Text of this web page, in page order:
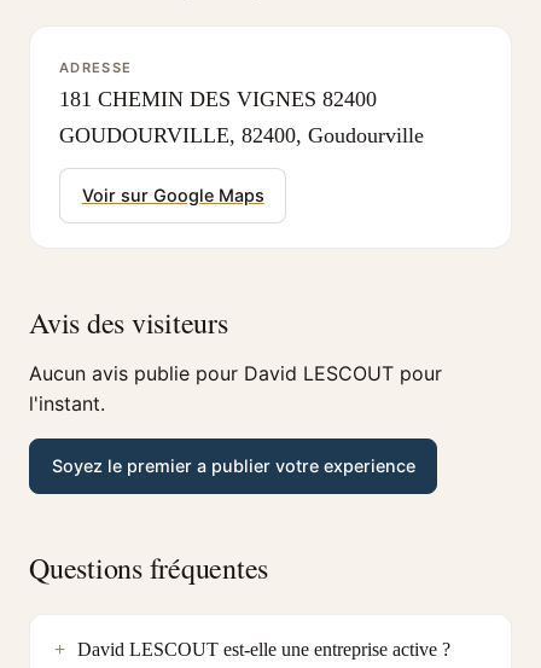
ADRESSE
181 CHEMIN DES VIGNES 82400
GOUDOURVILLE, 82400, Goudourville
Voir sur Google Maps
Avis des visiteurs
Aucun avis publie pour David LESCOUT pour
l'instant.
Soyez le premier a publier votre experience
Questions fréquentes
David LESCOUT est-elle une entreprise active ?